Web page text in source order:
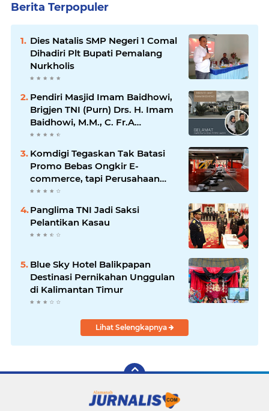
Berita Terpopuler
Dies Natalis SMP Negeri 1 Comal
Dihadiri Plt Bupati Pemalang
Nurkholis
Pendiri Masjid Imam Baidhowi,
Brigjen TNI (Purn) Drs. H. Imam
Baidhowi, M.M., C. Fr.A
Mengucapkan Selamat Idul Fitri
1445 H
Komdigi Tegaskan Tak Batasi
Promo Bebas Ongkir E-
commerce, tapi Perusahaan
Kurir
Panglima TNI Jadi Saksi
Pelantikan Kasau
Blue Sky Hotel Balikpapan
Destinasi Pernikahan Unggulan
di Kalimantan Timur
Lihat Selengkapnya